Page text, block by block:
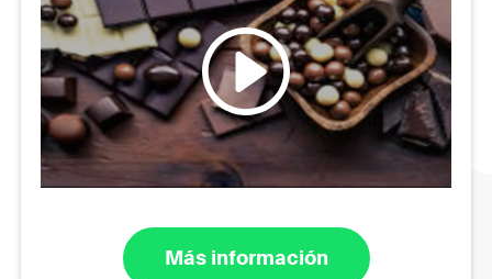
Más información